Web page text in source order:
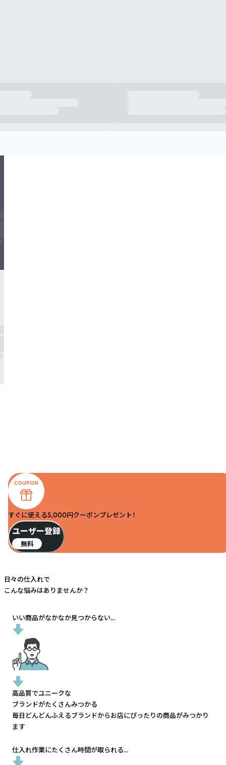
すぐに使える5,000円クーポンプレゼント！
ユーザー登録
無料
日々の仕入れで
こんな悩みはありませんか？
いい商品がなかなか見つからない...
高品質でユニークな
ブランドがたくさんみつかる
毎日どんどんふえるブランドからお店にぴったりの商品がみつかり
ます
仕入れ作業にたくさん時間が取られる...